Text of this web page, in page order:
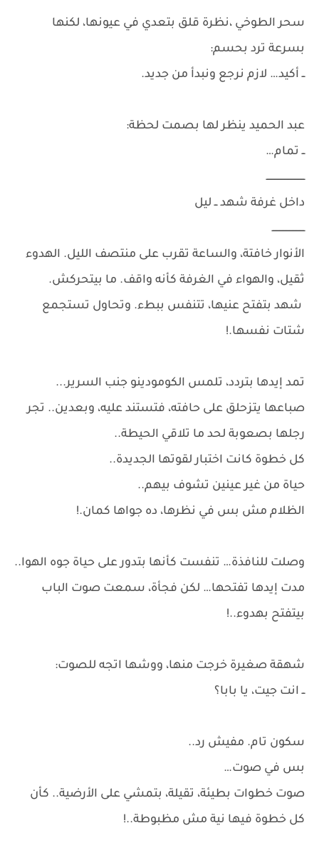
سحر الطوخي ،نظرة قلق بتعدي في عيونها، لكنها
بسرعة ترد بحسم:
ــ أكيد… لازم نرجع ونبدأ من جديد.
عبد الحميد ينظر لها بصمت لحظة:
ــ تمام…
ـــــــــــــــــــــــــــ
داخل غرفة شهد ــ ليل
ـــــــــــــــــــــــ
الأنوار خافتة، والساعة تقرب على منتصف الليل. الهدوء
ثقيل، والهواء في الغرفة كأنه واقف. ما بيتحركش.
شهد بتفتح عنيها، تتنفس ببطء. وتحاول تستجمع
شتات نفسها.!
تمد إيدها بتردد، تلمس الكومودينو جنب السرير...
صباعها يتزحلق على حافته، فتستند عليه، وبعدين.. تجر
رجلها بصعوبة لحد ما تلاقي الحيطة..
كل خطوة كانت اختبار لقوتها الجديدة..
حياة من غير عينين تشوف بيهم..
الظلام مش بس في نظرها، ده جواها كمان.!
وصلت للنافذة… تنفست كأنها بتدور على حياة جوه الهوا..
مدت إيدها تفتحها… لكن فجأة، سمعت صوت الباب
بيتفتح بهدوء..!
شهقة صغيرة خرجت منها، ووشها اتجه للصوت:
ــ انت جيت، يا بابا؟
سكون تام. مفيش رد..
بس في صوت…
صوت خطوات بطيئة، تقيلة، بتمشي على الأرضية.. كأن
كل خطوة فيها نية مش مظبوطة..!